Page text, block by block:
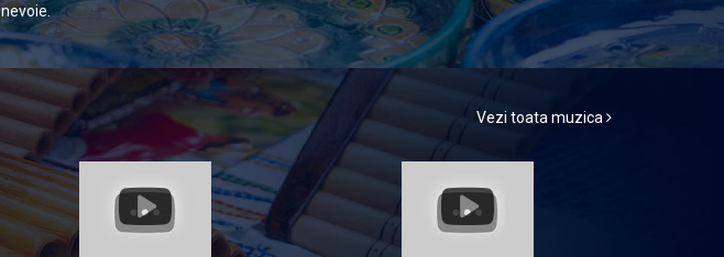
nevoie.
Vezi toata muzica